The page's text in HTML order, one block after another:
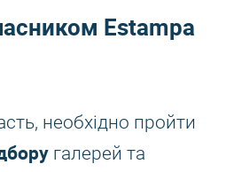
Estampa
необхідно пройти
галерей та